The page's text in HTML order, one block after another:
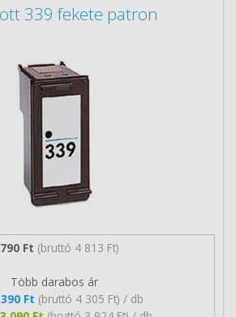
339 fekete patron
Ft (bruttó 4 813 Ft)
Több darabos ár
Ft (bruttó 4 305 Ft) / db